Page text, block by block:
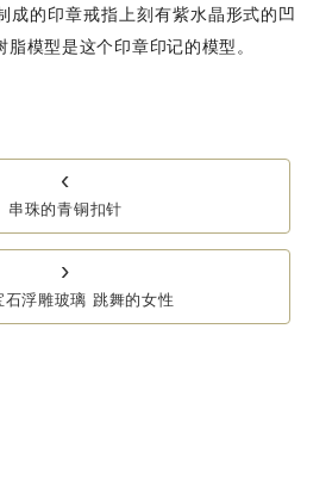
成的印章戒指上刻有紫水晶形式的凹
模型是这个印章印记的模型。
‹
串珠的青铜扣针
›
石浮雕玻璃 跳舞的女性